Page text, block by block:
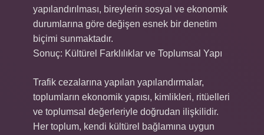
yapılandırılması, bireylerin sosyal ve ekonomik
durumlarına göre değişen esnek bir denetim
biçimi sunmaktadır.
Sonuç: Kültürel Farklılıklar ve Toplumsal Yapı
Trafik cezalarına yapılan yapılandırmalar,
toplumların ekonomik yapısı, kimlikleri, ritüelleri
ve toplumsal değerleriyle doğrudan ilişkilidir.
Her toplum, kendi kültürel bağlamına uygun